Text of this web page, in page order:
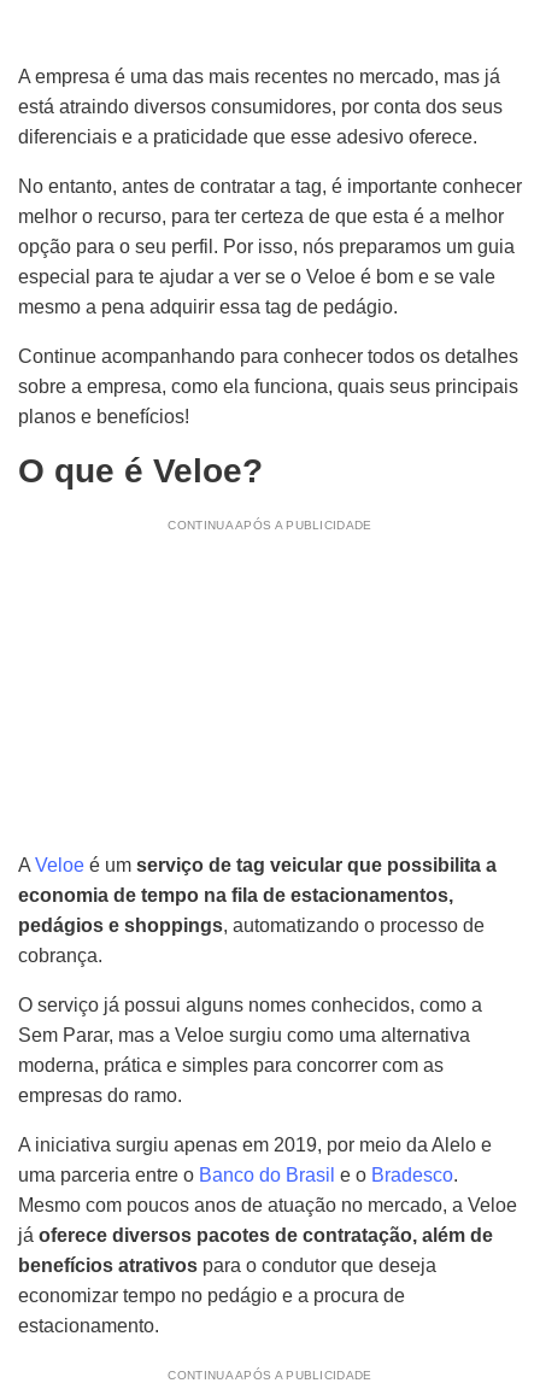
A empresa é uma das mais recentes no mercado, mas já
está atraindo diversos consumidores, por conta dos seus
diferenciais e a praticidade que esse adesivo oferece.
No entanto, antes de contratar a tag, é importante conhecer
melhor o recurso, para ter certeza de que esta é a melhor
opção para o seu perfil. Por isso, nós preparamos um guia
especial para te ajudar a ver se o Veloe é bom e se vale
mesmo a pena adquirir essa tag de pedágio.
Continue acompanhando para conhecer todos os detalhes
sobre a empresa, como ela funciona, quais seus principais
planos e benefícios!
O que é Veloe?
CONTINUA APÓS A PUBLICIDADE
A Veloe é um serviço de tag veicular que possibilita a
economia de tempo na fila de estacionamentos,
pedágios e shoppings, automatizando o processo de
cobrança.
O serviço já possui alguns nomes conhecidos, como a
Sem Parar, mas a Veloe surgiu como uma alternativa
moderna, prática e simples para concorrer com as
empresas do ramo.
A iniciativa surgiu apenas em 2019, por meio da Alelo e
uma parceria entre o Banco do Brasil e o Bradesco.
Mesmo com poucos anos de atuação no mercado, a Veloe
já oferece diversos pacotes de contratação, além de
benefícios atrativos para o condutor que deseja
economizar tempo no pedágio e a procura de
estacionamento.
CONTINUA APÓS A PUBLICIDADE